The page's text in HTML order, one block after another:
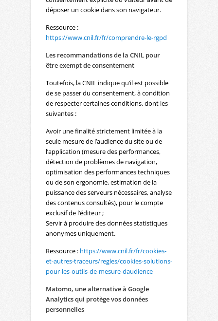
déposer un cookie dans son navigateur.
Ressource :
https://www.cnil.fr/fr/comprendre-le-rgpd
Les recommandations de la CNIL pour
être exempt de consentement
Toutefois, la CNIL indique qu’il est possible
de se passer du consentement, à condition
de respecter certaines conditions, dont les
suivantes :
Avoir une finalité strictement limitée à la
seule mesure de l’audience du site ou de
l’application (mesure des performances,
détection de problèmes de navigation,
optimisation des performances techniques
ou de son ergonomie, estimation de la
puissance des serveurs nécessaires, analyse
des contenus consultés), pour le compte
exclusif de l’éditeur ;
Servir à produire des données statistiques
anonymes uniquement.
Ressource : https://www.cnil.fr/fr/cookies-
et-autres-traceurs/regles/cookies-solutions-
pour-les-outils-de-mesure-daudience
Matomo, une alternative à Google
Analytics qui protège vos données
personnelles